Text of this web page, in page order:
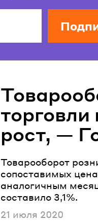
рост, —
Товарооборот
сопоставимых
аналогичным
составило 3,1%.
Опубликовано
21 июля 2020